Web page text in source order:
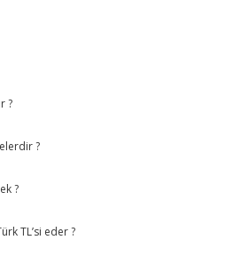
?
?
?
TL’si eder ?